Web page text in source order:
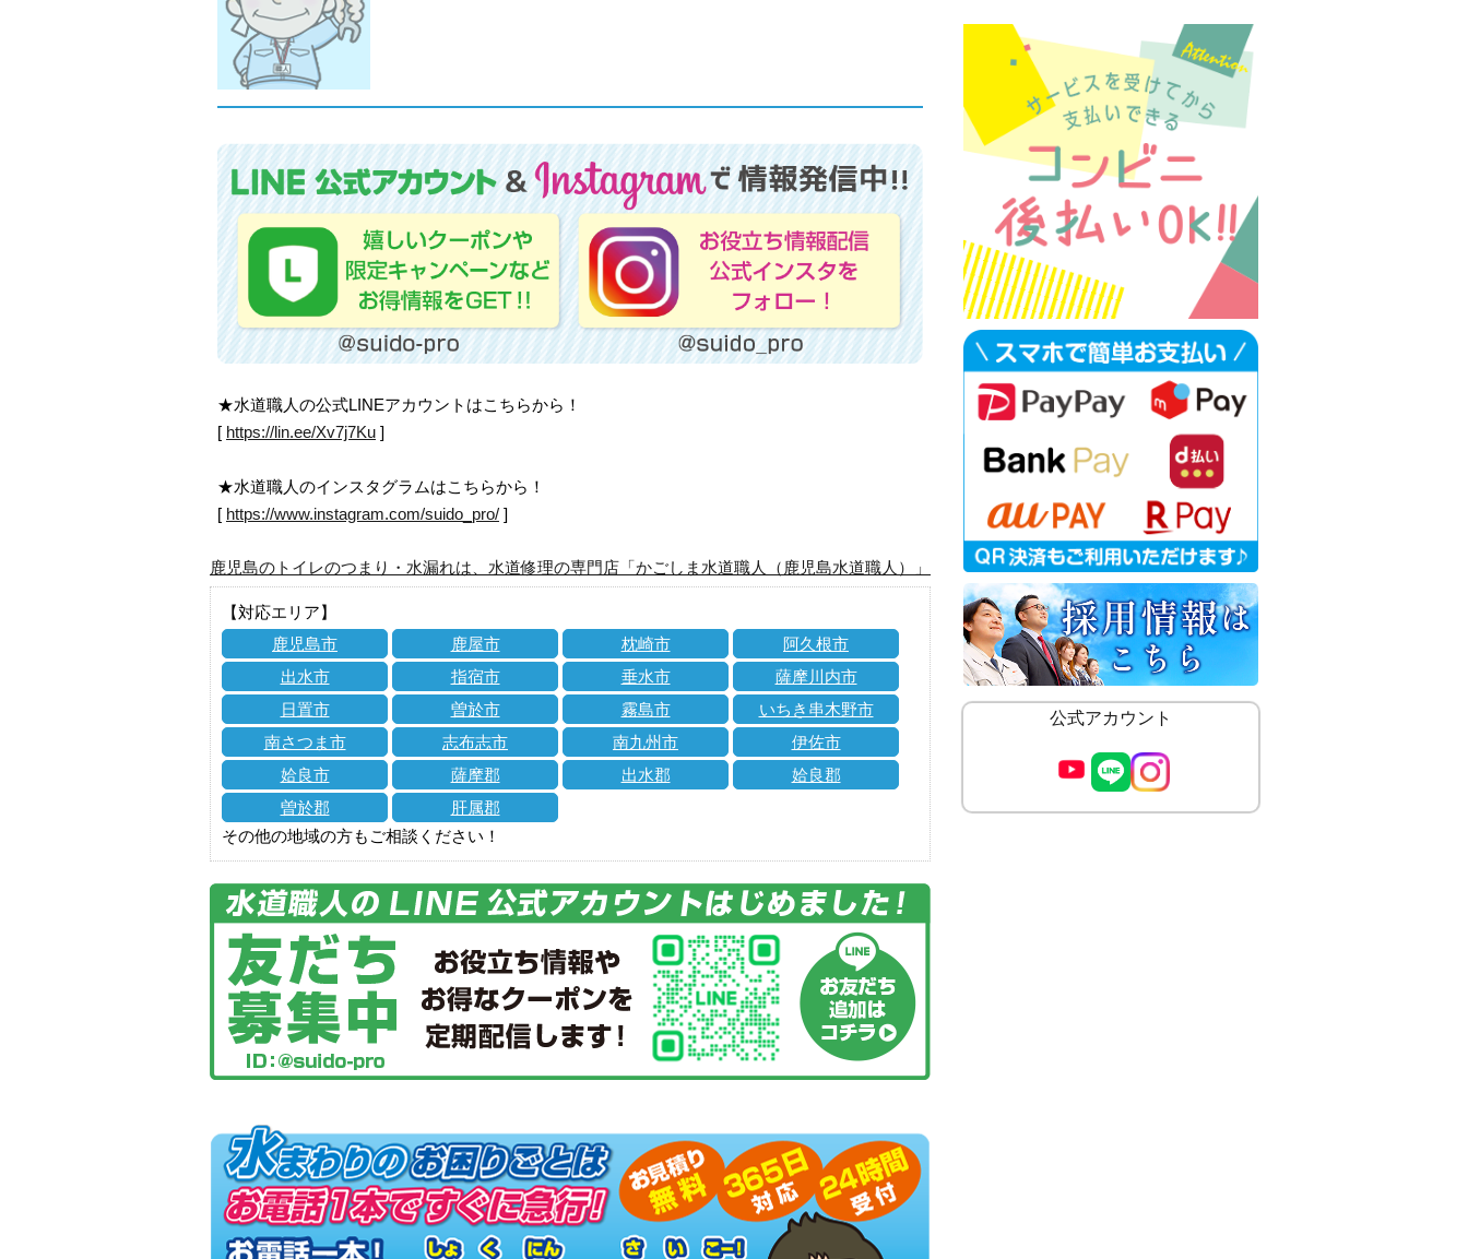
★水道職人の公式LINEアカウントはこちらから！
[ https://lin.ee/Xv7j7Ku ]
★水道職人のインスタグラムはこちらから！
[ https://www.instagram.com/suido_pro/ ]
鹿児島のトイレのつまり・水漏れは、水道修理の専門店「かごしま水道職人（鹿児島水道職人）」
【対応エリア】
鹿児島市
鹿屋市 枕崎市
阿久根市
出水市
指宿市 垂水市
薩摩川内市
日置市
曽於市 霧島市
いちき串木野市
南さつま市
志布志市 南九州市
伊佐市
姶良市
薩摩郡 出水郡
姶良郡
曽於郡
肝属郡
その他の地域の方もご相談ください！
公式アカウント